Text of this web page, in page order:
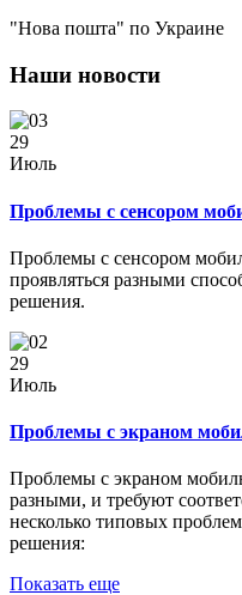
"Нова пошта" по Украине
Наши новости
29
Июль
Проблемы с сенсором
Проблемы с сенсором
проявляться разными
решения.
29
Июль
Проблемы с экраном
Проблемы с экраном
разными, и требуют
несколько типовых
решения:
Показать еще